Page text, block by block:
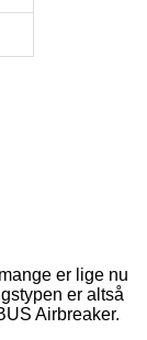
er lige nu
er altså
Airbreaker.